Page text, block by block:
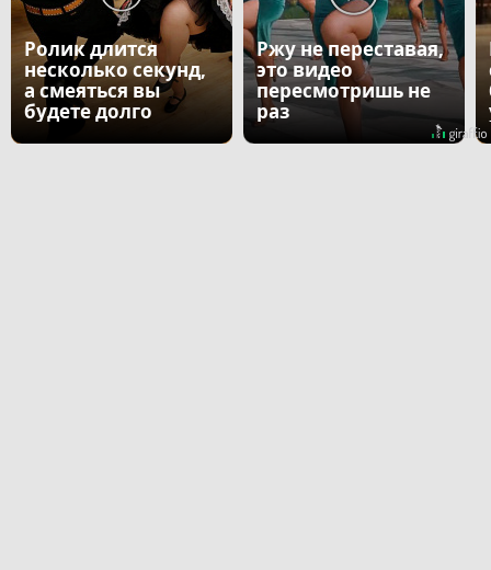
Ролик длится
несколько секунд,
а смеяться вы
будете долго
Ржу не переставая,
это видео
пересмотришь не
раз